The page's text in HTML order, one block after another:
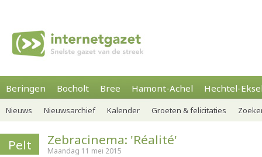
Beringen Bocholt Bree Hamont-Achel Hechtel-
Nieuws Nieuwsarchief Kalender Groeten & felicitaties
Pelt Zebracinema: 'Réalité'
Maandag 11 mei 2015